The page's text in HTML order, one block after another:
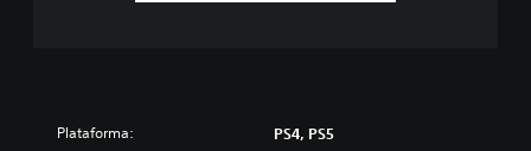
Plataforma: PS4, PS5